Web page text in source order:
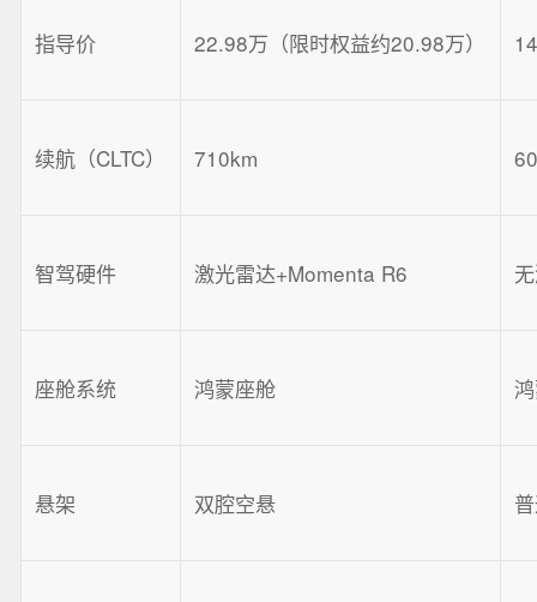
指导价 22.98万（限时权益约20.98万）
续航（CLTC） 710km
智驾硬件 激光雷达+Momenta R6
座舱系统 鸿蒙座舱
悬架 双腔空悬